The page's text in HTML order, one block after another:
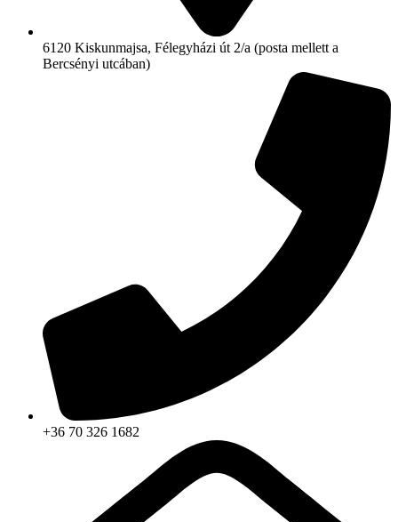
6120 Kiskunmajsa, Félegyházi út 2/a (posta mellett a
Bercsényi utcában)
+36 70 326 1682